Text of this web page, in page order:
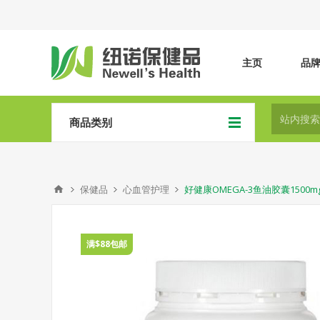
主页 品
商品类别
保健品 心血管护理 好健康OMEGA-3鱼油胶囊
满$88包邮